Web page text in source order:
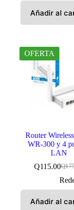
Añadir al
OFERTA
Router
WR-300 y 4
LAN
Q
El
Q115.00El
Añadir al